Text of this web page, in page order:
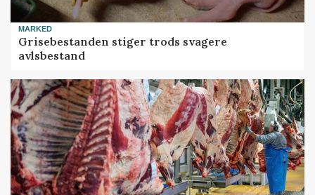
MARKED
Grisebestanden stiger trods svagere
avlsbestand